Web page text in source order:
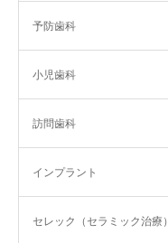
予防歯科
小児歯科
訪問歯科
インプラント
セレック（セラミック治療）